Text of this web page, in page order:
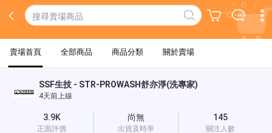
賣場首頁 全部商品 商品分類 關於賣場
SSF生技 - STR-PROWASH舒亦淨(洗專家)
4天前上線
3.9K
正面評價
尚無
出貨及時率
145
關注人數